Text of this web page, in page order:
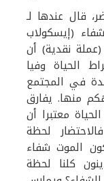
قال عندها لـ
(إيسكولاب
نقدية) أن
الحياة وفيا
في المجتمع
منها. يفارق
معتبرا أن
لحظة
الموت شفاء
كلنا لحظة